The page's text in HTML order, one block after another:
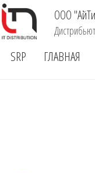
ООО
SRP ГЛАВНАЯ